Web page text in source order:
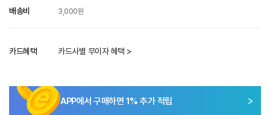
배송비
3,000원
카드혜택 카드사별 무이자 혜택 >
APP에서 구매하면 1% 추가 적립